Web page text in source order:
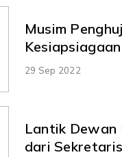
Musim
29 Sep 2022
Lantik Dewan
dari